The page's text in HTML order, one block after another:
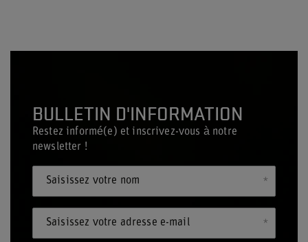
BULLETIN D'INFORMATION
Restez informé(e) et inscrivez-vous à notre
newsletter !
Saisissez votre nom
Saisissez votre adresse e-mail